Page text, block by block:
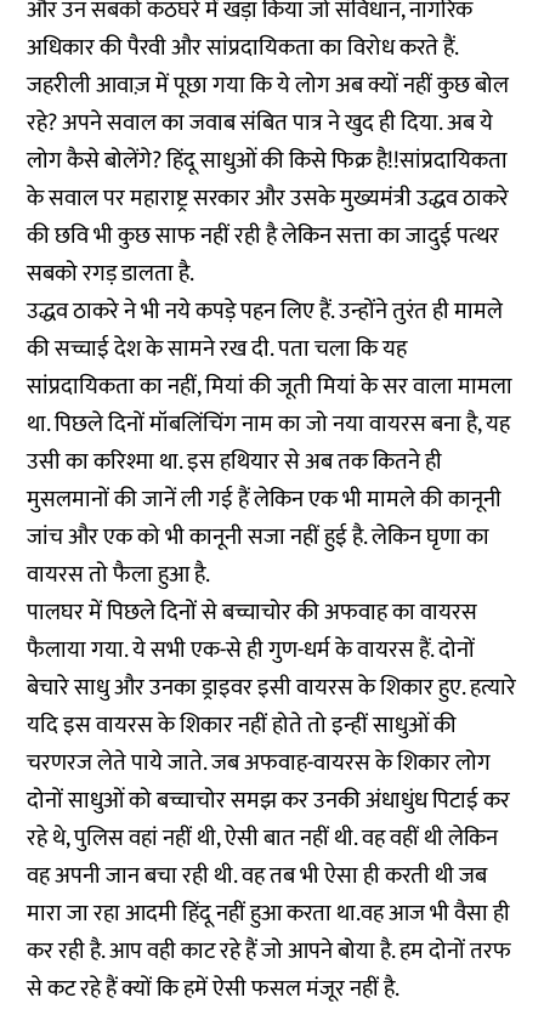
और उन सबको कठघरे में खड़ा किया जो संविधान, नागरिक
अधिकार की पैरवी और सांप्रदायिकता का विरोध करते हैं.
जहरीली आवाज़ में पूछा गया कि ये लोग अब क्यों नहीं कुछ बोल
रहे? अपने सवाल का जवाब संबित पात्र ने खुद ही दिया. अब ये
लोग कैसे बोलेंगे? हिंदू साधुओं की किसे फिक्र है!!सांप्रदायिकता
के सवाल पर महाराष्ट्र सरकार और उसके मुख्यमंत्री उद्धव ठाकरे
की छवि भी कुछ साफ नहीं रही है लेकिन सत्ता का जादुई पत्थर
सबको रगड़ डालता है.
उद्धव ठाकरे ने भी नये कपड़े पहन लिए हैं. उन्होंने तुरंत ही मामले
की सच्चाई देश के सामने रख दी. पता चला कि यह
सांप्रदायिकता का नहीं, मियां की जूती मियां के सर वाला मामला
था. पिछले दिनों मॉबलिंचिंग नाम का जो नया वायरस बना है, यह
उसी का करिश्मा था. इस हथियार से अब तक कितने ही
मुसलमानों की जानें ली गई हैं लेकिन एक भी मामले की कानूनी
जांच और एक को भी कानूनी सजा नहीं हुई है. लेकिन घृणा का
वायरस तो फैला हुआ है.
पालघर में पिछले दिनों से बच्चाचोर की अफवाह का वायरस
फैलाया गया. ये सभी एक-से ही गुण-धर्म के वायरस हैं. दोनों
बेचारे साधु और उनका ड्राइवर इसी वायरस के शिकार हुए. हत्यारे
यदि इस वायरस के शिकार नहीं होते तो इन्हीं साधुओं की
चरणरज लेते पाये जाते. जब अफवाह-वायरस के शिकार लोग
दोनों साधुओं को बच्चाचोर समझ कर उनकी अंधाधुंध पिटाई कर
रहे थे, पुलिस वहां नहीं थी, ऐसी बात नहीं थी. वह वहीं थी लेकिन
वह अपनी जान बचा रही थी. वह तब भी ऐसा ही करती थी जब
मारा जा रहा आदमी हिंदू नहीं हुआ करता था.वह आज भी वैसा ही
कर रही है. आप वही काट रहे हैं जो आपने बोया है. हम दोनों तरफ
से कट रहे हैं क्यों कि हमें ऐसी फसल मंजूर नहीं है.